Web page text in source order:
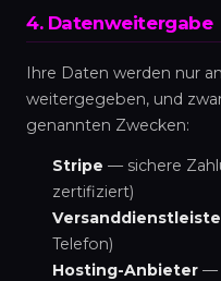
4. Datenweitergabe
Ihre Daten werden nur
weitergegeben, und
genannten Zwecken:
Stripe — sichere
zertifiziert)
Telefon)
Hosting-Anbieter —